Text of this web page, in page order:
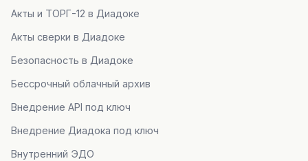
Акты и ТОРГ-12 в Диадоке
Акты сверки в Диадоке
Безопасность в Диадоке
Бессрочный облачный архив
Внедрение API под ключ
Внедрение Диадока под ключ
Внутренний ЭДО